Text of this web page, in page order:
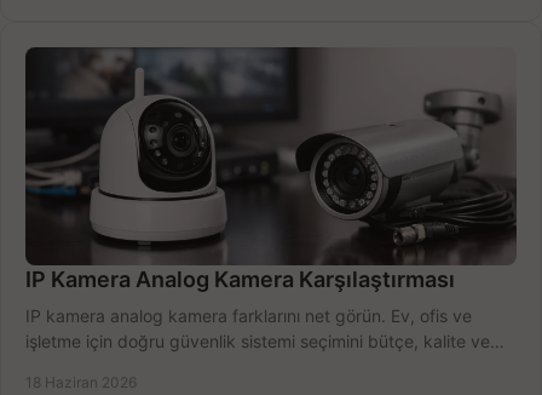
IP Kamera Analog Kamera Karşılaştırması
IP kamera analog kamera farklarını net görün. Ev, ofis ve
işletme için doğru güvenlik sistemi seçimini bütçe, kalite ve
18 Haziran 2026